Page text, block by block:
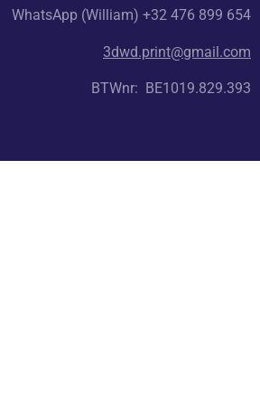
WhatsApp (William) +32 476 899 654
3dwd.print@gmail.com
BTWnr: BE1019.829.393